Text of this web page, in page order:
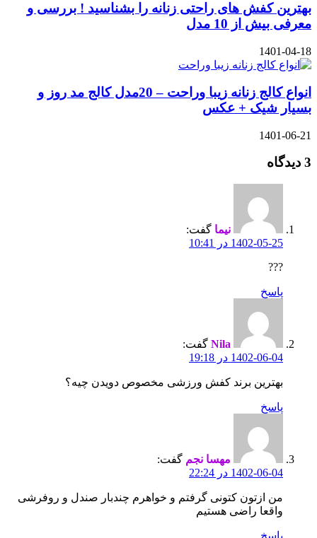
بهترین کفش های راحتی زنانه را بشناسید ! بررسی و
معرفی بیش از 10 مدل
1401-04-18
انواع کالج زنانه زیبا وراحت – 20مدل کالج مد روز و
بسیار شیک + عکس
1401-06-21
3 دیدگاه
نیما گفت:
1402-05-25 در 10:41
???
پاسخ
Nila گفت:
1402-06-04 در 19:18
بهترین برند کفش ورزشی مخصوص دویدن چیه؟
پاسخ
مهسا نجم گفت:
1402-06-04 در 22:24
من ازتون کتونی گرفتم و خواهرم چندبار صندل و روفرشی
واقعا راضی هستیم
پاسخ